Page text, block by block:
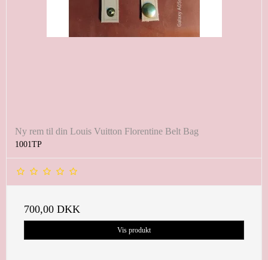
Ny rem til din Louis Vuitton Florentine Belt Bag
1001TP
700,00 DKK
Vis produkt